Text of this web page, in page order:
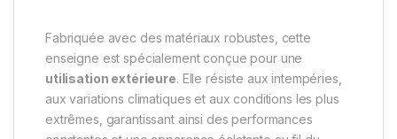
Fabriquée avec des matériaux robustes, cette
enseigne est spécialement conçue pour une
utilisation extérieure. Elle résiste aux intempéries,
aux variations climatiques et aux conditions les plus
extrêmes, garantissant ainsi des performances